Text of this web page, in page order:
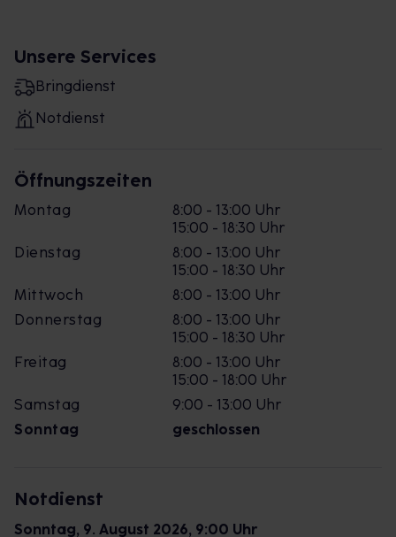
Unsere Services
Bringdienst
Notdienst
Öffnungszeiten
Montag
8:00 - 13:00 Uhr
15:00 - 18:30 Uhr
Dienstag
8:00 - 13:00 Uhr
15:00 - 18:30 Uhr
Mittwoch
8:00 - 13:00 Uhr
Donnerstag
8:00 - 13:00 Uhr
15:00 - 18:30 Uhr
Freitag
8:00 - 13:00 Uhr
15:00 - 18:00 Uhr
Samstag
9:00 - 13:00 Uhr
Sonntag
geschlossen
Notdienst
Sonntag, 9. August 2026, 9:00 Uhr